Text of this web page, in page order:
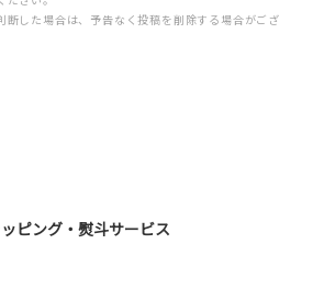
断した場合は、予告なく投稿を削除する場合がござ
ピング・熨斗サービス